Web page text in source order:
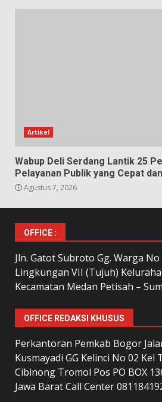
Artikel
Wabup Deli Serdang Lantik 25
Pelayanan Publik yang Cepat
Agustus 7, 2026
OFFICE :
Jln. Gatot Subroto Gg. Warga
Lingkungan VII (Tujuh)
Kecamatan Medan Petisah –
OFFICE REDAKSI KHUSUS
Perkantoran Pemkab Bogor
Kusmayadi GG Kelinci No 02 Kel
Cibinong Tromol Pos PO BOX
Jawa Barat Call Center